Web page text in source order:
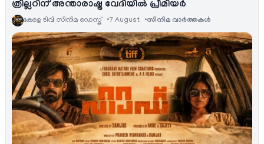
ത്രില്ലറിന് അന്താരാഷ്ട്ര വേദിയിൽ പ്രീമിയർ
കേരള ടിവി സിനിമ ഡെസ്ക് 7 August സിനിമ വാര്‍ത്തകള്‍